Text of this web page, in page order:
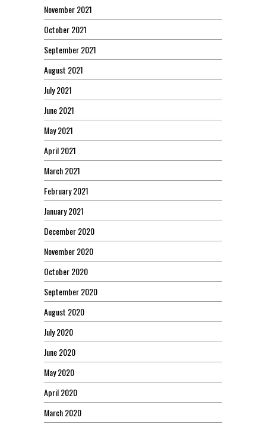
November 2021
October 2021
September 2021
August 2021
July 2021
June 2021
May 2021
April 2021
March 2021
February 2021
January 2021
December 2020
November 2020
October 2020
September 2020
August 2020
July 2020
June 2020
May 2020
April 2020
March 2020